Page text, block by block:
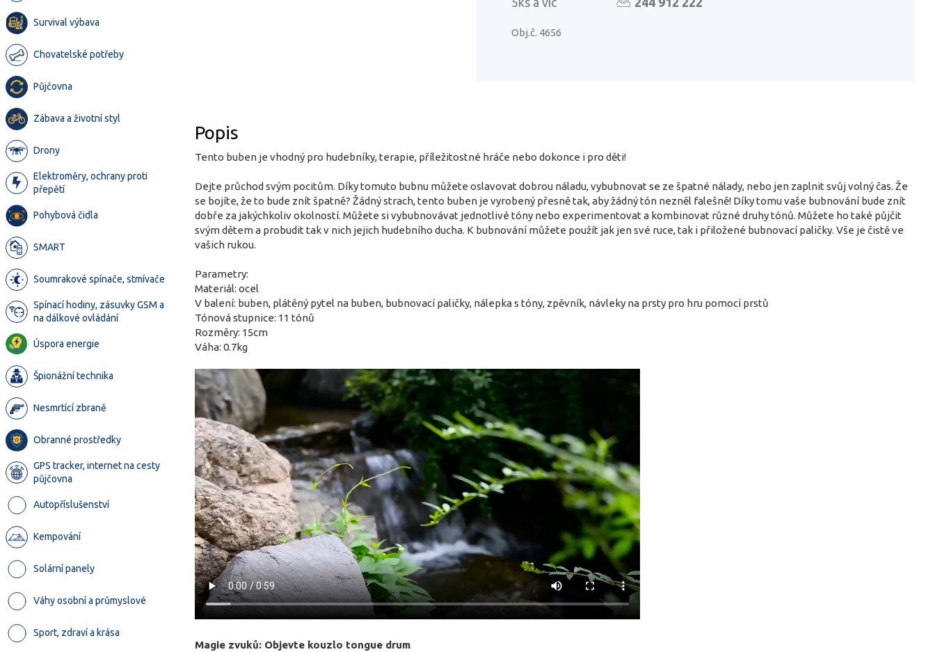
Survival výbava
Chovatelské potřeby
Půjčovna
Zábava a životní styl
Drony
Elektroměry, ochrany proti
přepětí
Pohybová čidla
SMART
Soumrakové spínače, stmívače
Spínací hodiny, zásuvky GSM a
na dálkové ovládání
Úspora energie
Špionážní technika
Nesmrtící zbraně
Obranné prostředky
GPS tracker, internet na cesty
půjčovna
Autopříslušenství
Kempování
Solární panely
Váhy osobní a průmyslové
Sport, zdraví a krása
Obj.č. 4656
Popis
Tento buben je vhodný pro hudebníky, terapie, příležitostné hráče nebo dokonce i pro děti!
Dejte průchod svým pocitům. Díky tomuto bubnu můžete oslavovat dobrou náladu, vybubnovat se ze špatné nálady, nebo jen zaplnit svůj volný čas. Že
se bojíte, že to bude znít špatně? Žádný strach, tento buben je vyrobený přesně tak, aby žádný tón nezněl falešně! Díky tomu vaše bubnování bude znít
dobře za jakýchkoliv okolností. Můžete si vybubnovávat jednotlivé tóny nebo experimentovat a kombinovat různé druhy tónů. Můžete ho také půjčit
svým dětem a probudit tak v nich jejich hudebního ducha. K bubnování můžete použít jak jen své ruce, tak i přiložené bubnovací paličky. Vše je čistě ve
vašich rukou.
Parametry:
Materiál: ocel
V balení: buben, plátěný pytel na buben, bubnovací paličky, nálepka s tóny, zpěvník, návleky na prsty pro hru pomocí prstů
Tónová stupnice: 11 tónů
Rozměry: 15cm
Váha: 0.7kg
Magie zvuků: Objevte kouzlo tongue drum